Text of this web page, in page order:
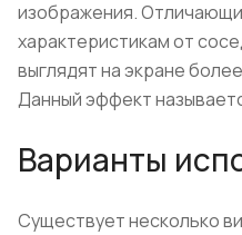
изображения.
характеристикам от
выглядят на экране
Данный эффект
Варианты
Существует несколько